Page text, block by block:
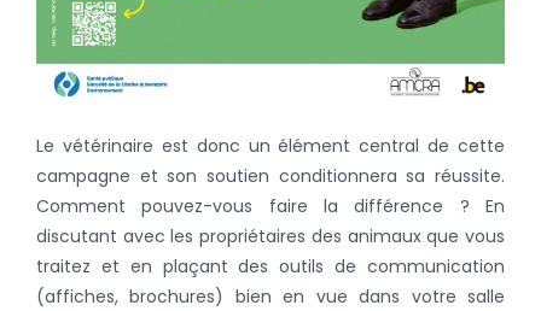
Le vétérinaire est donc un élément central de cette
campagne et son soutien conditionnera sa réussite.
Comment pouvez-vous faire la différence ? En
discutant avec les propriétaires des animaux que vous
traitez et en plaçant des outils de communication
(affiches, brochures) bien en vue dans votre salle